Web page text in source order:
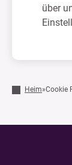
über
Heim»Cookie